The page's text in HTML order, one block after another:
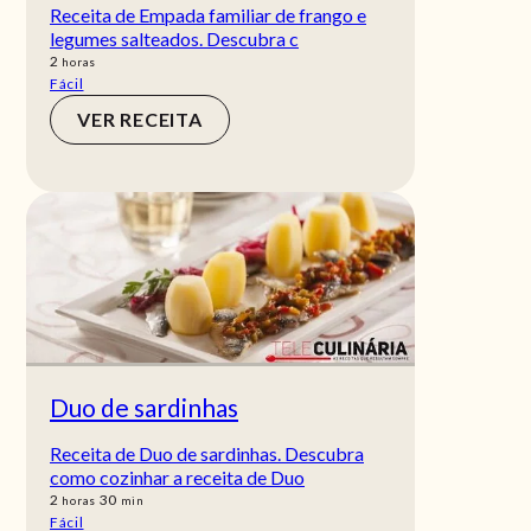
Receita de Empada familiar de frango e
legumes salteados. Descubra c
2 horas
horas
Fácil
VER RECEITA
Duo de sardinhas
Receita de Duo de sardinhas. Descubra
como cozinhar a receita de Duo
2 horas
horas 30 min
min
Fácil